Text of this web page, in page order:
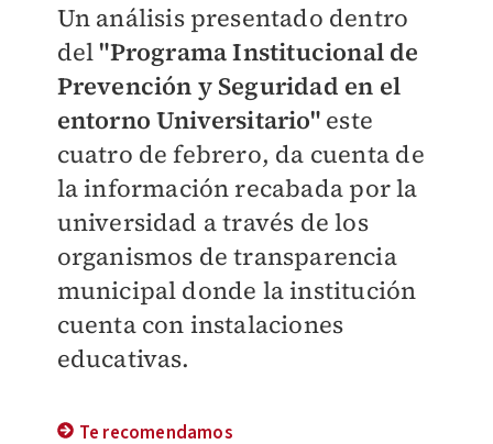
Un análisis presentado dentro
del"Programa Institucional de
Prevención y Seguridad en el
entorno Universitario"este
cuatro de febrero, da cuenta de
la información recabada por la
universidad a través de los
organismos de transparencia
municipal donde la institución
cuenta con instalaciones
educativas.
Te recomendamos